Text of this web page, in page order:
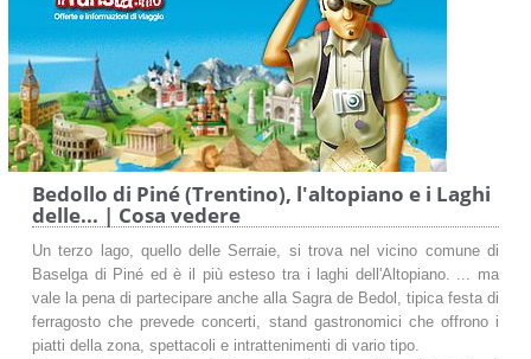
Bedollo di Piné (Trentino), l'altopiano e i Laghi
delle... | Cosa vedere
Un terzo lago, quello delle Serraie, si trova nel vicino comune di
Baselga di Piné ed è il più esteso tra i laghi dell'Altopiano. ... ma
vale la pena di partecipare anche alla Sagra de Bedol, tipica festa di
ferragosto che prevede concerti, stand gastronomici che offrono i
piatti della zona, spettacoli e intrattenimenti di vario tipo.